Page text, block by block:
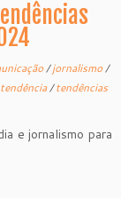
/jornalismo/
tendência/tendências
e jornalismo para